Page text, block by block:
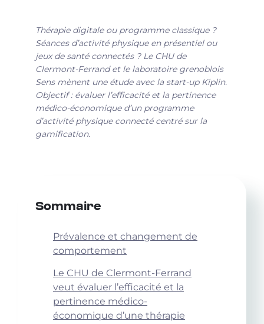
Thérapie digitale ou programme classique ?
Séances d’activité physique en présentiel ou
jeux de santé connectés ? Le CHU de
Clermont-Ferrand et le laboratoire grenoblois
Sens mènent une étude avec la start-up Kiplin.
Objectif : évaluer l’efficacité et la pertinence
médico-économique d’un programme
d’activité physique connecté centré sur la
gamification.
Sommaire
Prévalence et changement de
comportement
Le CHU de Clermont-Ferrand
veut évaluer l’efficacité et la
pertinence médico-
économique d’une thérapie